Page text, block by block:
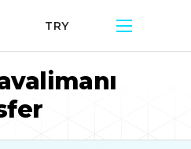
TRY